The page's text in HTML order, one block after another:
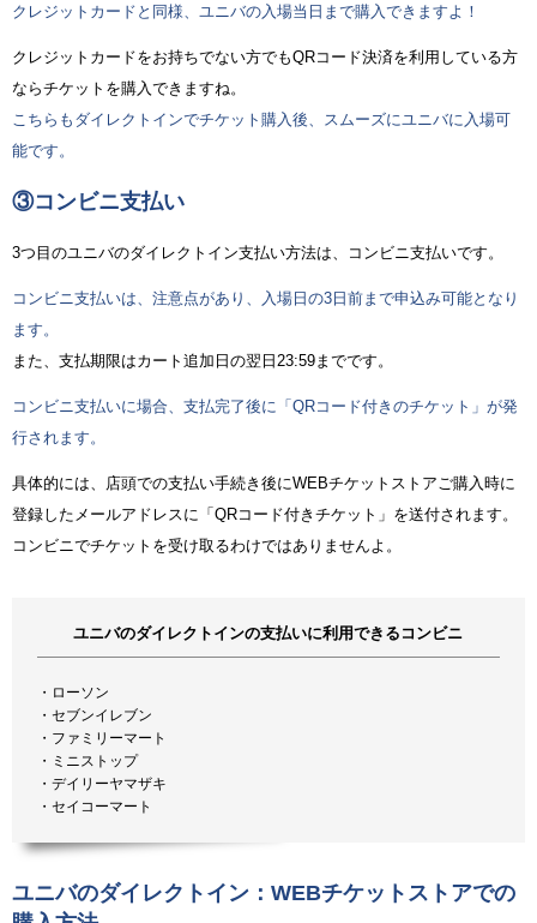
クレジットカードと同様、ユニバの入場当日まで購入できますよ！
クレジットカードをお持ちでない方でもQRコード決済を利用している方
ならチケットを購入できますね。
こちらもダイレクトインでチケット購入後、スムーズにユニバに入場可
能です。
③コンビニ支払い
3つ目のユニバのダイレクトイン支払い方法は、コンビニ支払いです。
コンビニ支払いは、注意点があり、入場日の3日前まで申込み可能となり
ます。
また、支払期限はカート追加日の翌日23:59までです。
コンビニ支払いに場合、支払完了後に「QRコード付きのチケット」が発
行されます。
具体的には、店頭での支払い手続き後にWEBチケットストアご購入時に
登録したメールアドレスに「QRコード付きチケット」を送付されます。
コンビニでチケットを受け取るわけではありませんよ。
ユニバのダイレクトインの支払いに利用できるコンビニ
・ローソン
・セブンイレブン
・ファミリーマート
・ミニストップ
・デイリーヤマザキ
・セイコーマート
ユニバのダイレクトイン：WEBチケットストアでの